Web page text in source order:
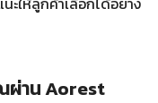
าน Aorest